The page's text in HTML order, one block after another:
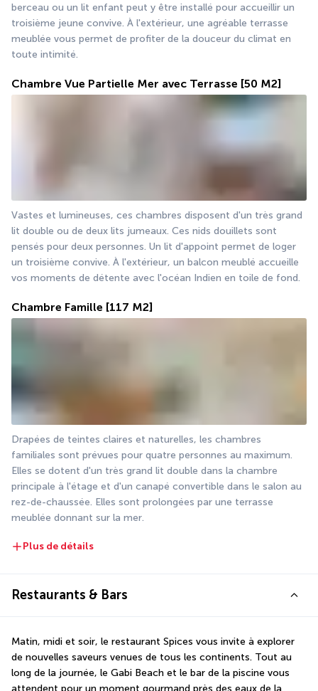
berceau ou un lit enfant peut y être installé pour accueillir un
troisième jeune convive. À l'extérieur, une agréable terrasse
meublée vous permet de profiter de la douceur du climat en
toute intimité.
Chambre Vue Partielle Mer avec Terrasse [50 M2]
Vastes et lumineuses, ces chambres disposent d'un très grand
lit double ou de deux lits jumeaux. Ces nids douillets sont
pensés pour deux personnes. Un lit d'appoint permet de loger
un troisième convive. À l'extérieur, un balcon meublé accueille
vos moments de détente avec l'océan Indien en toile de fond.
Chambre Famille [117 M2]
Drapées de teintes claires et naturelles, les chambres
familiales sont prévues pour quatre personnes au maximum.
Elles se dotent d'un très grand lit double dans la chambre
principale à l'étage et d'un canapé convertible dans le salon au
rez-de-chaussée. Elles sont prolongées par une terrasse
meublée donnant sur la mer.
Plus de détails
Restaurants & Bars
Matin, midi et soir, le restaurant Spices vous invite à explorer
de nouvelles saveurs venues de tous les continents. Tout au
long de la journée, le Gabi Beach et le bar de la piscine vous
attendent pour un moment gourmand près des eaux de la